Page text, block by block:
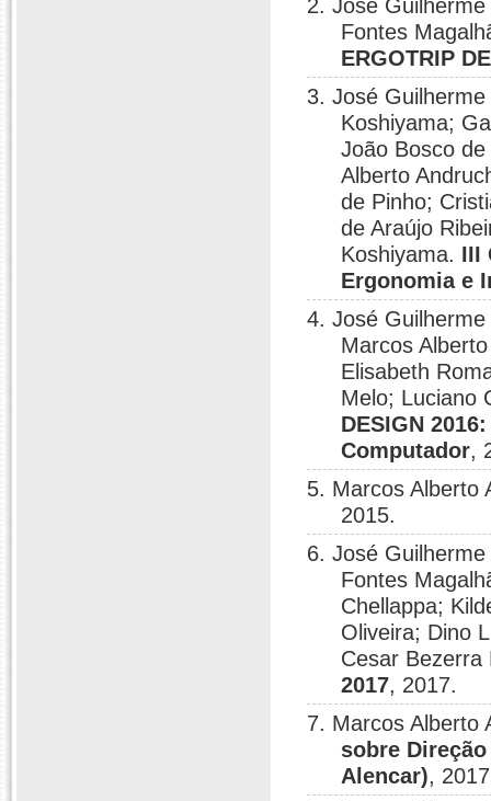
2. José
Fontes
ERGOTRIP
3. José
Koshiyama;
João Bosco
Alberto
de Pinho;
de Araújo
Koshiyama. III
Ergonomia e
4. José
Marcos
Elisabeth
Melo; Luciano
DESIGN
Computador,
5. Marcos Alberto
2015.
6. José
Fontes
Chellappa;
Oliveira; Dino
Cesar
2017, 2017.
7. Marcos Alberto
sobre
Alencar),